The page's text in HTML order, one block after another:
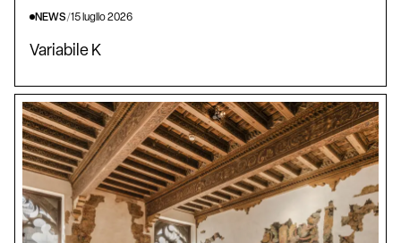
NEWS/15 luglio 2026
Variabile K